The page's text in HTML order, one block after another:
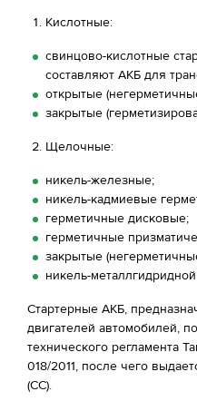
Кислотные:
свинцово-кислотные
составляют АКБ для
открытые
закрытые
Щелочные:
никель-железные;
никель-кадмиевые
герметичные дисковые;
герметичные
закрытые
никель-
Стартерные АКБ,
двигателей автомобилей,
технического регламента
018/2011, после чего
(СС).